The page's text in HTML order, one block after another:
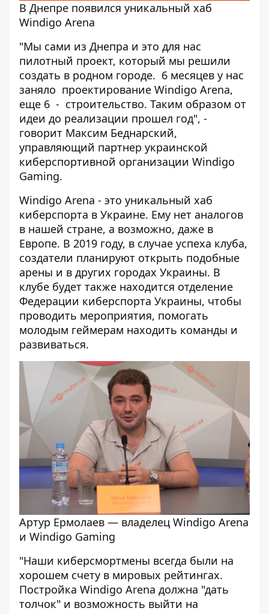
В Днепре появился уникальный хаб
Windigo Arena
"Мы сами из Днепра и это для нас
пилотный проект, который мы решили
создать в родном городе. 6 месяцев у нас
заняло проектирование Windigo Arena,
еще 6 - строительство. Таким образом от
идеи до реализации прошел год", -
говорит Максим Беднарский,
управляющий партнер украинской
киберспортивной организации Windigo
Gaming.
Windigo Arena - это уникальный хаб
киберспорта в Украине. Ему нет аналогов
в нашей стране, а возможно, даже в
Европе. В 2019 году, в случае успеха клуба,
создатели планируют открыть подобные
арены и в других городах Украины. В
клубе будет также находится отделение
Федерации киберспорта Украины, чтобы
проводить мероприятия, помогать
молодым геймерам находить команды и
развиваться.
Артур Ермолаев — владелец Windigo Arena
и Windigo Gaming
"Наши киберсмортмены всегда были на
хорошем счету в мировых рейтингах.
Постройка Windigo Arena должна "дать
толчок" и возможность выйти на